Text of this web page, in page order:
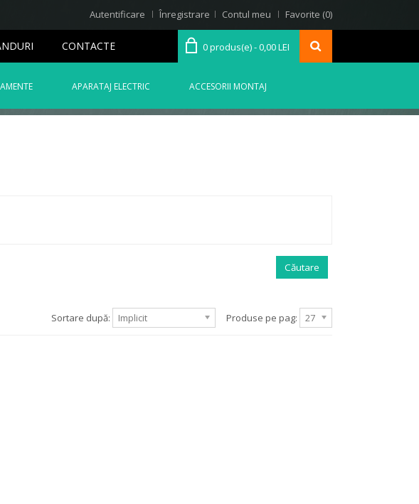
Contul meu Favorite (0)
Autentificare Înregistrare
0 produs(e) - 0,00 LEI
APARATAJ ELECTRIC ACCESORII MONTAJ
CONTACTE
Produse pe pag: 27
Sortare după: Implicit